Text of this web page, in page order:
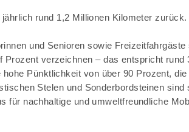
jährlich rund 1,2 Millionen Kilometer
und Senioren sowie
Prozent verzeichnen – das entspricht
Pünktlichkeit von über 90 Prozent,
Stelen und Sonderbordsteinen
für nachhaltige und umweltfreundliche